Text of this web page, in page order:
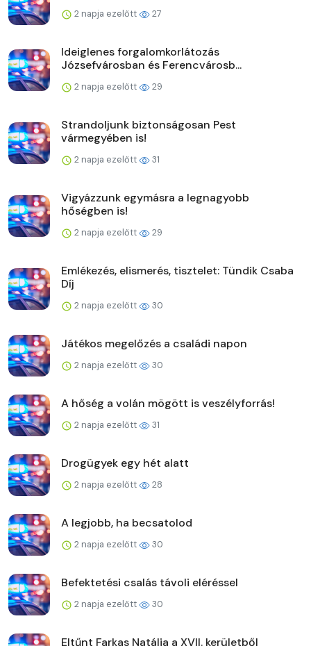
2 napja ezelőtt 27
Ideiglenes forgalomkorlátozás
Józsefvárosban és Ferencvárosb...
2 napja ezelőtt 29
Strandoljunk biztonságosan Pest
vármegyében is!
2 napja ezelőtt 31
Vigyázzunk egymásra a legnagyobb
hőségben is!
2 napja ezelőtt 29
Emlékezés, elismerés, tisztelet: Tündik Csaba
Díj
2 napja ezelőtt 30
Játékos megelőzés a családi napon
2 napja ezelőtt 30
A hőség a volán mögött is veszélyforrás!
2 napja ezelőtt 31
Drogügyek egy hét alatt
2 napja ezelőtt 28
A legjobb, ha becsatolod
2 napja ezelőtt 30
Befektetési csalás távoli eléréssel
2 napja ezelőtt 30
Eltűnt Farkas Natália a XVII. kerületből